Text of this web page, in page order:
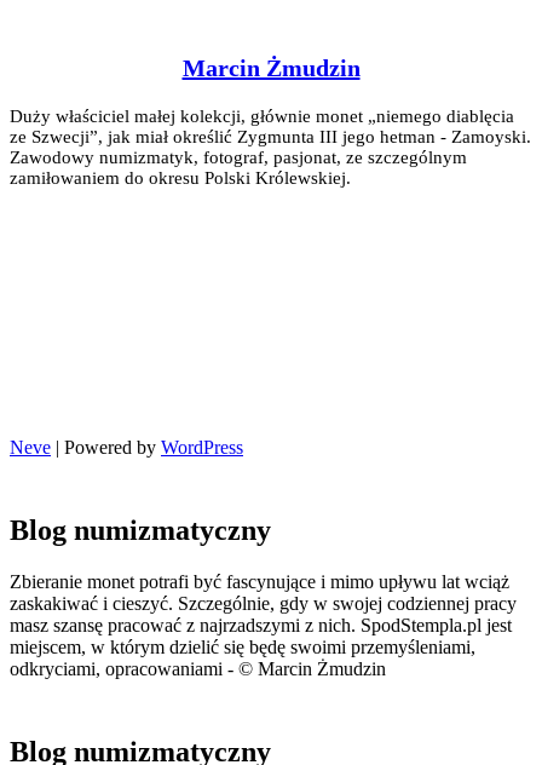
Marcin Żmudzin
Duży właściciel małej kolekcji, głównie monet „niemego diablęcia
ze Szwecji”, jak miał określić Zygmunta III jego hetman - Zamoyski.
Zawodowy numizmatyk, fotograf, pasjonat, ze szczególnym
zamiłowaniem do okresu Polski Królewskiej.
Neve | Powered by WordPress
Blog numizmatyczny
Zbieranie monet potrafi być fascynujące i mimo upływu lat wciąż
zaskakiwać i cieszyć. Szczególnie, gdy w swojej codziennej pracy
masz szansę pracować z najrzadszymi z nich. SpodStempla.pl jest
miejscem, w którym dzielić się będę swoimi przemyśleniami,
odkryciami, opracowaniami - © Marcin Żmudzin
Blog numizmatyczny